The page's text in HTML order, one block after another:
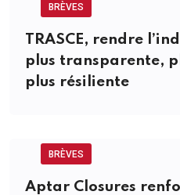
BRÈVES
TRASCE, rendre
plus transparente,
plus résiliente
BRÈVES
Aptar Closures